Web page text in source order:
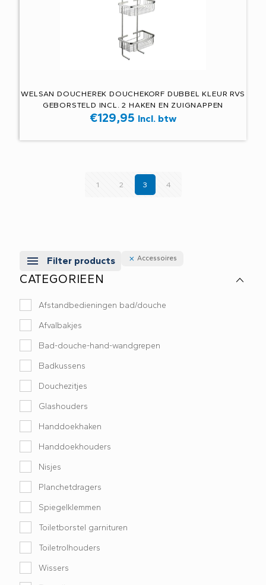
WELSAN DOUCHEREK DOUCHEKORF DUBBEL KLEUR RVS
GEBORSTELD INCL. 2 HAKEN EN ZUIGNAPPEN
€129,95 Incl. btw
1 2 3 4
Filter products Accessoires
CATEGORIEEN
Afstandbedieningen bad/douche
Afvalbakjes
Bad-douche-hand-wandgrepen
Badkussens
Douchezitjes
Glashouders
Handdoekhaken
Handdoekhouders
Nisjes
Planchetdragers
Spiegelklemmen
Toiletborstel garnituren
Toiletrolhouders
Wissers